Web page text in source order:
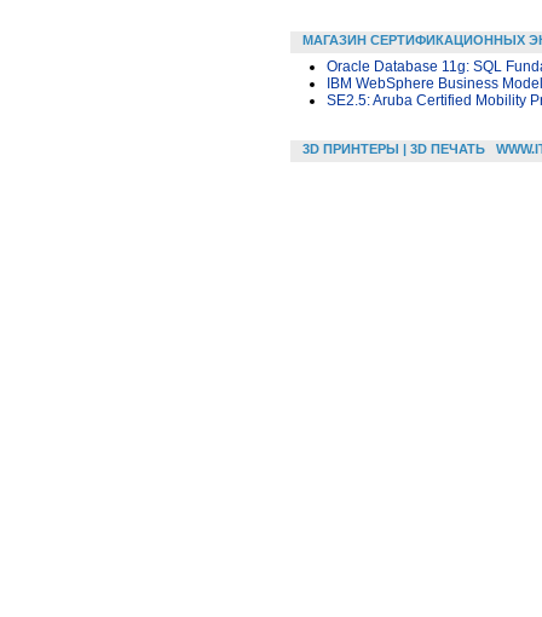
МАГАЗИН СЕРТИФИКАЦИОННЫХ
Oracle Database 11g: SQL
IBM WebSphere Business
SE2.5: Aruba Certified Mobility
3D ПРИНТЕРЫ | 3D ПЕЧАТЬ